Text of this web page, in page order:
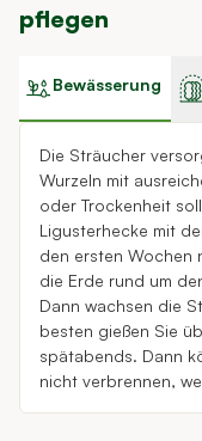
pflegen
Bewässerung
Die Sträucher
Wurzeln mit
oder Trockenheit
Ligusterhecke mit
den ersten Wochen
die Erde rund um
Dann wachsen die
besten gießen Sie
spätabends. Dann
nicht verbrennen,